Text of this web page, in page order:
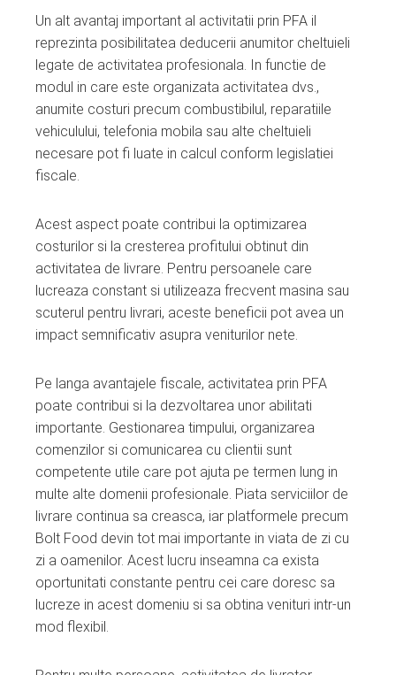
Un alt avantaj important al activitatii prin PFA il
reprezinta posibilitatea deducerii anumitor cheltuieli
legate de activitatea profesionala. In functie de
modul in care este organizata activitatea dvs.,
anumite costuri precum combustibilul, reparatiile
vehiculului, telefonia mobila sau alte cheltuieli
necesare pot fi luate in calcul conform legislatiei
fiscale.
Acest aspect poate contribui la optimizarea
costurilor si la cresterea profitului obtinut din
activitatea de livrare. Pentru persoanele care
lucreaza constant si utilizeaza frecvent masina sau
scuterul pentru livrari, aceste beneficii pot avea un
impact semnificativ asupra veniturilor nete.
Pe langa avantajele fiscale, activitatea prin PFA
poate contribui si la dezvoltarea unor abilitati
importante. Gestionarea timpului, organizarea
comenzilor si comunicarea cu clientii sunt
competente utile care pot ajuta pe termen lung in
multe alte domenii profesionale. Piata serviciilor de
livrare continua sa creasca, iar platformele precum
Bolt Food devin tot mai importante in viata de zi cu
zi a oamenilor. Acest lucru inseamna ca exista
oportunitati constante pentru cei care doresc sa
lucreze in acest domeniu si sa obtina venituri intr-un
mod flexibil.